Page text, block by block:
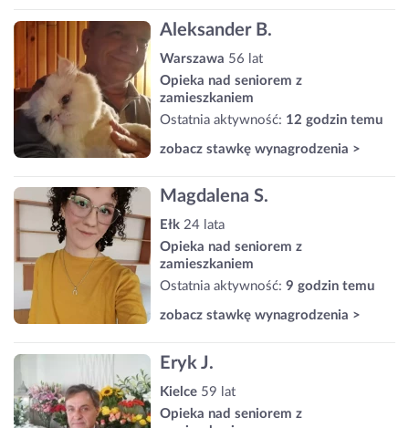
Aleksander B.
Warszawa 56 lat
Opieka nad seniorem z
zamieszkaniem
Ostatnia aktywność: 12 godzin temu
zobacz stawkę wynagrodzenia >
Magdalena S.
Ełk 24 lata
Opieka nad seniorem z
zamieszkaniem
Ostatnia aktywność: 9 godzin temu
zobacz stawkę wynagrodzenia >
Eryk J.
Kielce 59 lat
Opieka nad seniorem z